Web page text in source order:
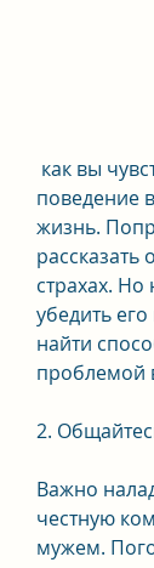
поведение
жизнь.
рассказать
страхах. Но
убедить
найти
проблемой
2.
Важно
честную
мужем.